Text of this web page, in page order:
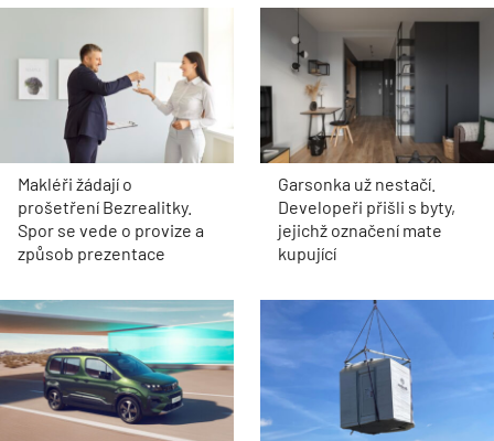
Makléři žádají o
prošetření Bezrealitky.
Spor se vede o provize a
způsob prezentace
Garsonka už nestačí.
Developeři přišli s byty,
jejichž označení mate
kupující